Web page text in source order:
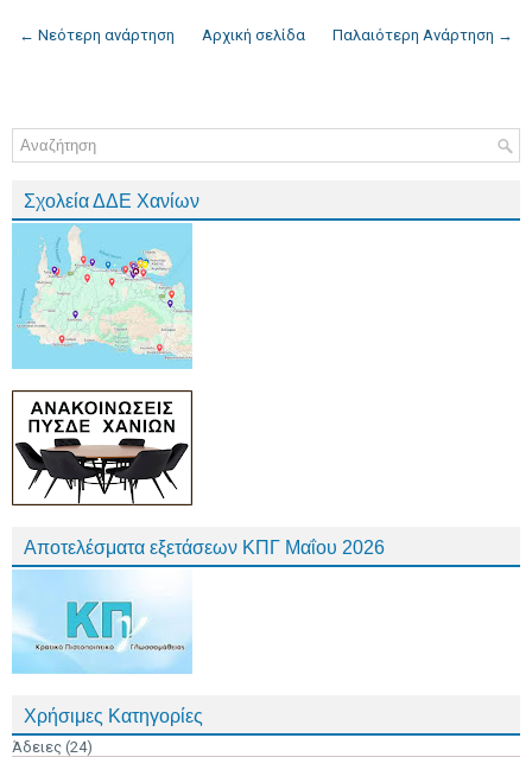
← Νεότερη ανάρτηση Παλαιότερη Ανάρτηση →
Αρχική σελίδα
Σχολεία ΔΔΕ Χανίων
Αποτελέσματα εξετάσεων ΚΠΓ Μαΐου 2026
Χρήσιμες Κατηγορίες
Άδειες (24)